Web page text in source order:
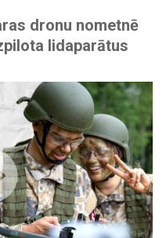
dronu nometnē
lidaparātus